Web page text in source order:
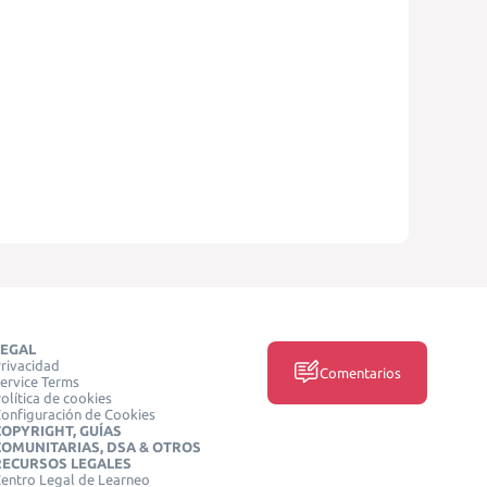
Terms
de cookies
de Cookies
GUÍAS
DSA & OTROS
LEGALES
Legal de Learneo
Comentarios